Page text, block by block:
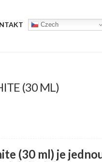
Czech
(30 ML)
(30 ml) je